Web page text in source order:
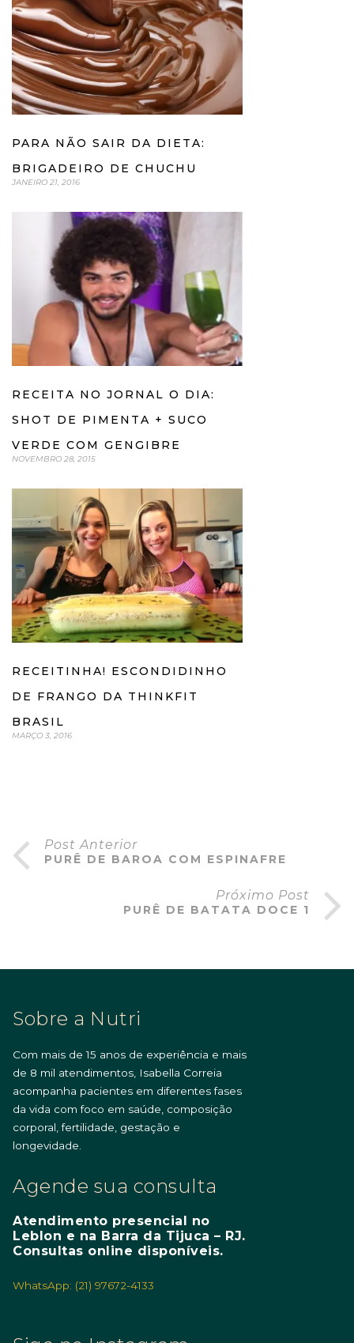
PARA NÃO SAIR DA DIETA:
BRIGADEIRO DE CHUCHU
JANEIRO 21, 2016
RECEITA NO JORNAL O DIA:
SHOT DE PIMENTA + SUCO
VERDE COM GENGIBRE
NOVEMBRO 28, 2015
RECEITINHA! ESCONDIDINHO
DE FRANGO DA THINKFIT
BRASIL
MARÇO 3, 2016
Post Anterior
PURÊ DE BAROA COM ESPINAFRE
Próximo Post
PURÊ DE BATATA DOCE 1
Sobre a Nutri
Com mais de 15 anos de experiência e mais
de 8 mil atendimentos, Isabella Correia
acompanha pacientes em diferentes fases
da vida com foco em saúde, composição
corporal, fertilidade, gestação e
longevidade.
Agende sua consulta
Atendimento presencial no
Leblon e na Barra da Tijuca – RJ.
Consultas online disponíveis.
WhatsApp: (21) 97672-4133